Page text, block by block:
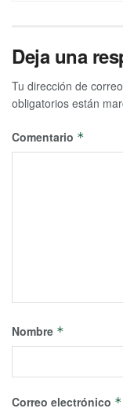
Deja una
Tu dirección de
obligatorios están
Comentario *
Nombre *
Correo electrónico *